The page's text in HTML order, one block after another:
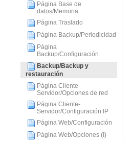
Página Base de
datos/Memoria
Página Traslado
Página Backup/Periodicidad
Página
Backup/Configuración
Backup/Backup y
restauración
Página Cliente-
Servidor/Opciones de red
Página Cliente-
Servidor/Configuración IP
Página Web/Configuración
Página Web/Opciones (I)